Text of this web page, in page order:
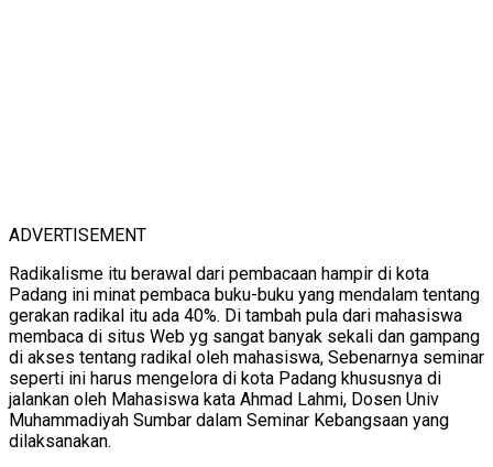
ADVERTISEMENT
Radikalisme itu berawal dari pembacaan hampir di kota
Padang ini minat pembaca buku-buku yang mendalam tentang
gerakan radikal itu ada 40%. Di tambah pula dari mahasiswa
membaca di situs Web yg sangat banyak sekali dan gampang
di akses tentang radikal oleh mahasiswa, Sebenarnya seminar
seperti ini harus mengelora di kota Padang khususnya di
jalankan oleh Mahasiswa kata Ahmad Lahmi, Dosen Univ
Muhammadiyah Sumbar dalam Seminar Kebangsaan yang
dilaksanakan.